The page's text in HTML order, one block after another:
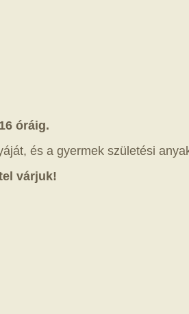
óráig.
és a gyermek születési
várjuk!